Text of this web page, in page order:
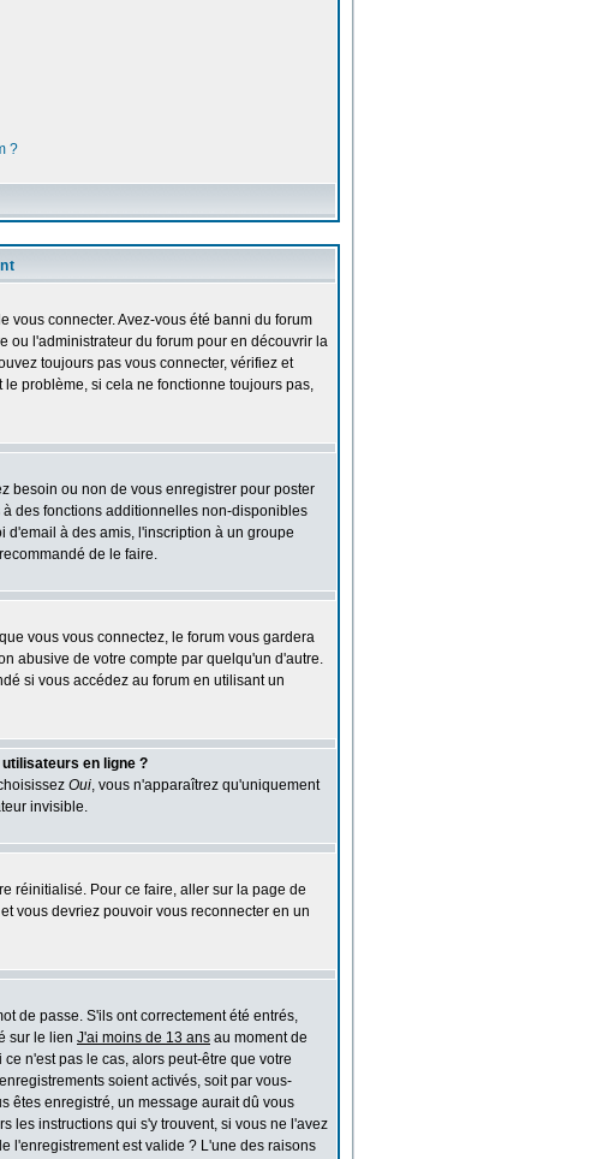
?
vous connecter. Avez-vous été banni du forum
ou l'administrateur du forum pour en découvrir la
toujours pas vous connecter, vérifiez et
problème, si cela ne fonctionne toujours pas,
besoin ou non de vous enregistrer pour poster
des fonctions additionnelles non-disponibles
d'email à des amis, l'inscription à un groupe
de le faire.
vous vous connectez, le forum vous gardera
abusive de votre compte par quelqu'un d'autre.
si vous accédez au forum en utilisant un
en ligne ?
Oui, vous n'apparaîtrez qu'uniquement
invisible.
réinitialisé. Pour ce faire, aller sur la page de
vous devriez pouvoir vous reconnecter en un
de passe. S'ils ont correctement été entrés,
sur le lien J'ai moins de 13 ans au moment de
n'est pas le cas, alors peut-être que votre
soient activés, soit par vous-
êtes enregistré, un message aurait dû vous
les instructions qui s'y trouvent, si vous ne l'avez
l'enregistrement est valide ? L'une des raisons